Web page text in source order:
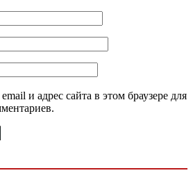
и адрес сайта в этом браузере для